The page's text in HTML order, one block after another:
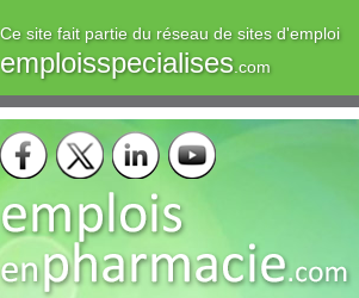
Ce site fait partie du réseau de sites d'emploi
emploisspecialises.com